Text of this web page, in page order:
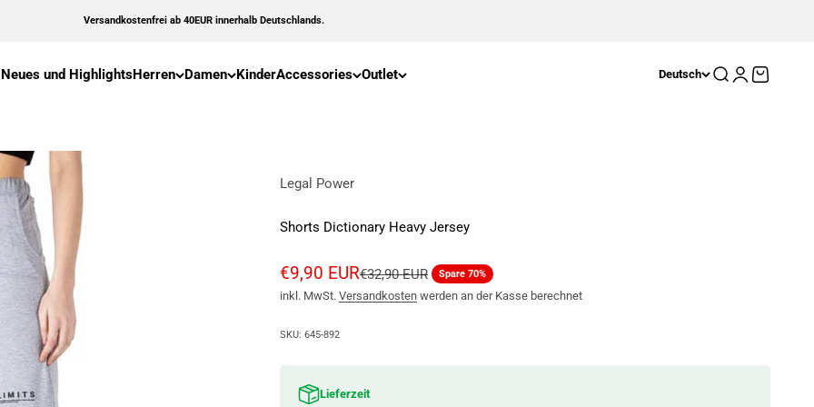
Versandkostenfrei ab 40EUR innerhalb Deutschlands.
Neues und HighlightsHerren Damen KinderAccessories Outlet Deutsch SucheAnmelden
Warenkorb
Legal Power
Shorts Dictionary Heavy Jersey
Angebot
€9,90 EURRegulärer Preis
€32,90 EUR Spare 70%
inkl. MwSt. Versandkosten werden an der Kasse berechnet
SKU: 645-892
Lieferzeit